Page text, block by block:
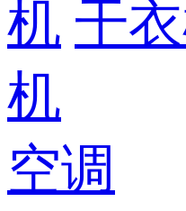
机 干
机
空调